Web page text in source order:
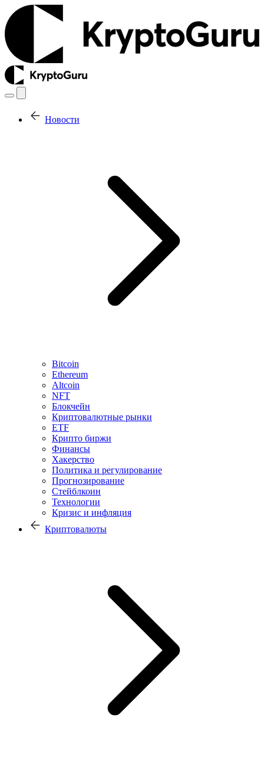
Новости
Bitcoin
Ethereum
Altcoin
NFT
Блокчейн
Криптовалютные рынки
ETF
Крипто биржи
Финансы
Хакерство
Политика и регулирование
Прогнозирование
Стейблкоин
Технологии
Кризис и инфляция
Криптовалюты